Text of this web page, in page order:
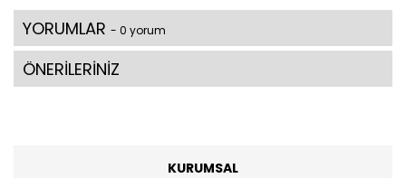
YORUMLAR - 0 yorum
ÖNERİLERİNİZ
KURUMSAL